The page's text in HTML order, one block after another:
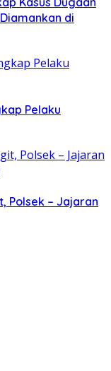
di
Pelaku
Polsek – Jajaran